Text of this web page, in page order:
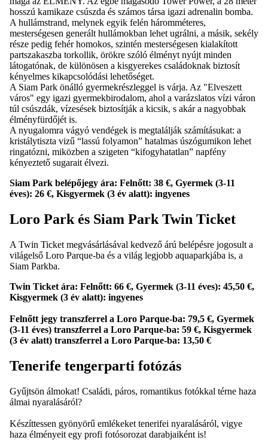
hosszú kamikaze csúszda és számos társa igazi adrenalin bomba.
A hullámstrand, melynek egyik felén háromméteres,
mesterségesen generált hullámokban lehet ugrálni, a másik, sekély
része pedig fehér homokos, szintén mesterségesen kialakított
partszakaszba torkollik, örökre szóló élményt nyújt minden
látogatónak, de különösen a kisgyerekes családoknak biztosít
kényelmes kikapcsolódási lehetőséget.
A Siam Park önálló gyermekrészleggel is várja. Az "Elveszett
város" egy igazi gyermekbirodalom, ahol a varázslatos vízi váron
túl csúszdák, vízesések biztosítják a kicsik, s akár a nagyobbak
élményfürdőjét is.
A nyugalomra vágyó vendégek is megtalálják számításukat: a
kristálytiszta vizű “lassú folyamon” hatalmas úszógumikon lehet
ringatózni, miközben a szigeten “kifogyhatatlan” napfény
kényeztető sugarait élvezi.
Siam Park belépőjegy ára: Felnőtt: 38 €, Gyermek (3-11
éves): 26 €, Kisgyermek (3 év alatt): ingyenes
Loro Park és Siam Park Twin Ticket
A Twin Ticket megvásárlásával kedvező árú belépésre jogosult a
világelső Loro Parque-ba és a világ legjobb aquaparkjába is, a
Siam Parkba.
Twin Ticket ára: Felnőtt: 66 €, Gyermek (3-11 éves): 45,50 €,
Kisgyermek (3 év alatt): ingyenes
Felnőtt jegy transzferrel a Loro Parque-ba: 79,5 €, Gyermek
(3-11 éves) transzferrel a Loro Parque-ba: 59 €, Kisgyermek
(3 év alatt) transzferrel a Loro Parque-ba: 13,50 €
Tenerife tengerparti fotózás
Gyűjtsön álmokat! Családi, páros, romantikus fotókkal térne haza
álmai nyaralásáról?
Készíttessen gyönyörű emlékeket tenerifei nyaralásáról, vigye
haza élményeit egy profi fotósorozat darabjaiként is!